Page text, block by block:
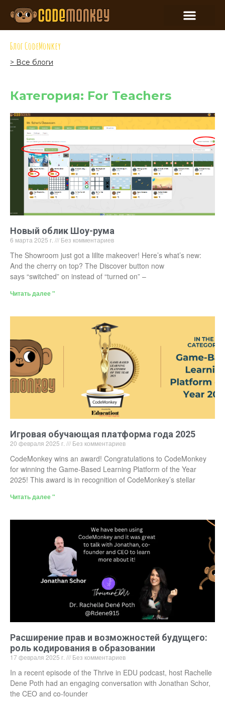
Блог CodeMonkey
> Все блоги
Категория: For Teachers
Новый облик Шоу-рума
6 марта 2025 г. Без комментариев
The Showroom just got a lillte makeover! Here’s what’s new:
And the cherry on top? The Discover button now
says “switched” on instead of “turned on” –
Читать далее "
Игровая обучающая платформа года 2025
20 февраля 2025 г. Без комментариев
CodeMonkey wins an award! Congratulations to CodeMonkey
for winning the Game-Based Learning Platform of the Year
2025! This award is in recognition of CodeMonkey’s stellar
Читать далее "
Расширение прав и возможностей будущего:
роль кодирования в образовании
17 февраля 2025 г. Без комментариев
In a recent episode of the Thrive in EDU podcast, host Rachelle
Dene Poth had an engaging conversation with Jonathan Schor,
the CEO and co-founder